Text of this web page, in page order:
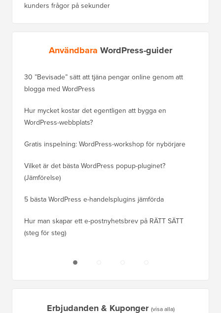
kunders frågor på sekunder
Användbara WordPress-guider
30 ”Bevisade” sätt att tjäna pengar online genom att
blogga med WordPress
Hur mycket kostar det egentligen att bygga en
WordPress-webbplats?
Gratis inspelning: WordPress-workshop för nybörjare
Vilket är det bästa WordPress popup-pluginet?
(Jämförelse)
5 bästa WordPress e-handelsplugins jämförda
Hur man skapar ett e-postnyhetsbrev på RÄTT SÄTT
(steg för steg)
Erbjudanden & Kuponger (visa alla)